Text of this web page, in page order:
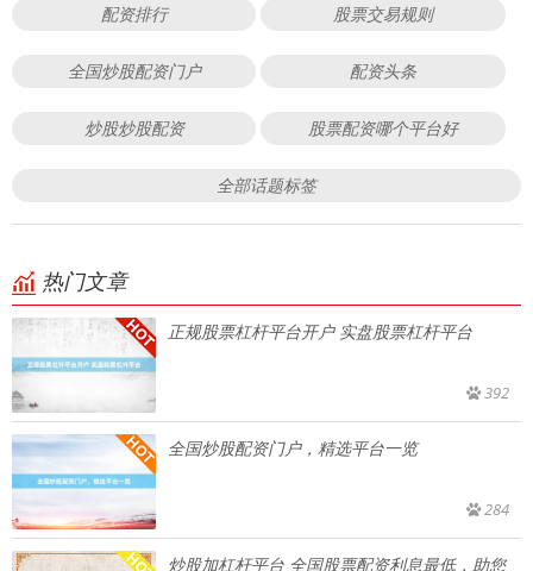
配资排行 股票交易规则
全国炒股配资门户 配资头条
炒股炒股配资 股票配资哪个平台好
全部话题标签
热门文章
正规股票杠杆平台开户 实盘股票杠杆平台
392
全国炒股配资门户，精选平台一览
284
炒股加杠杆平台 全国股票配资利息最低，助您